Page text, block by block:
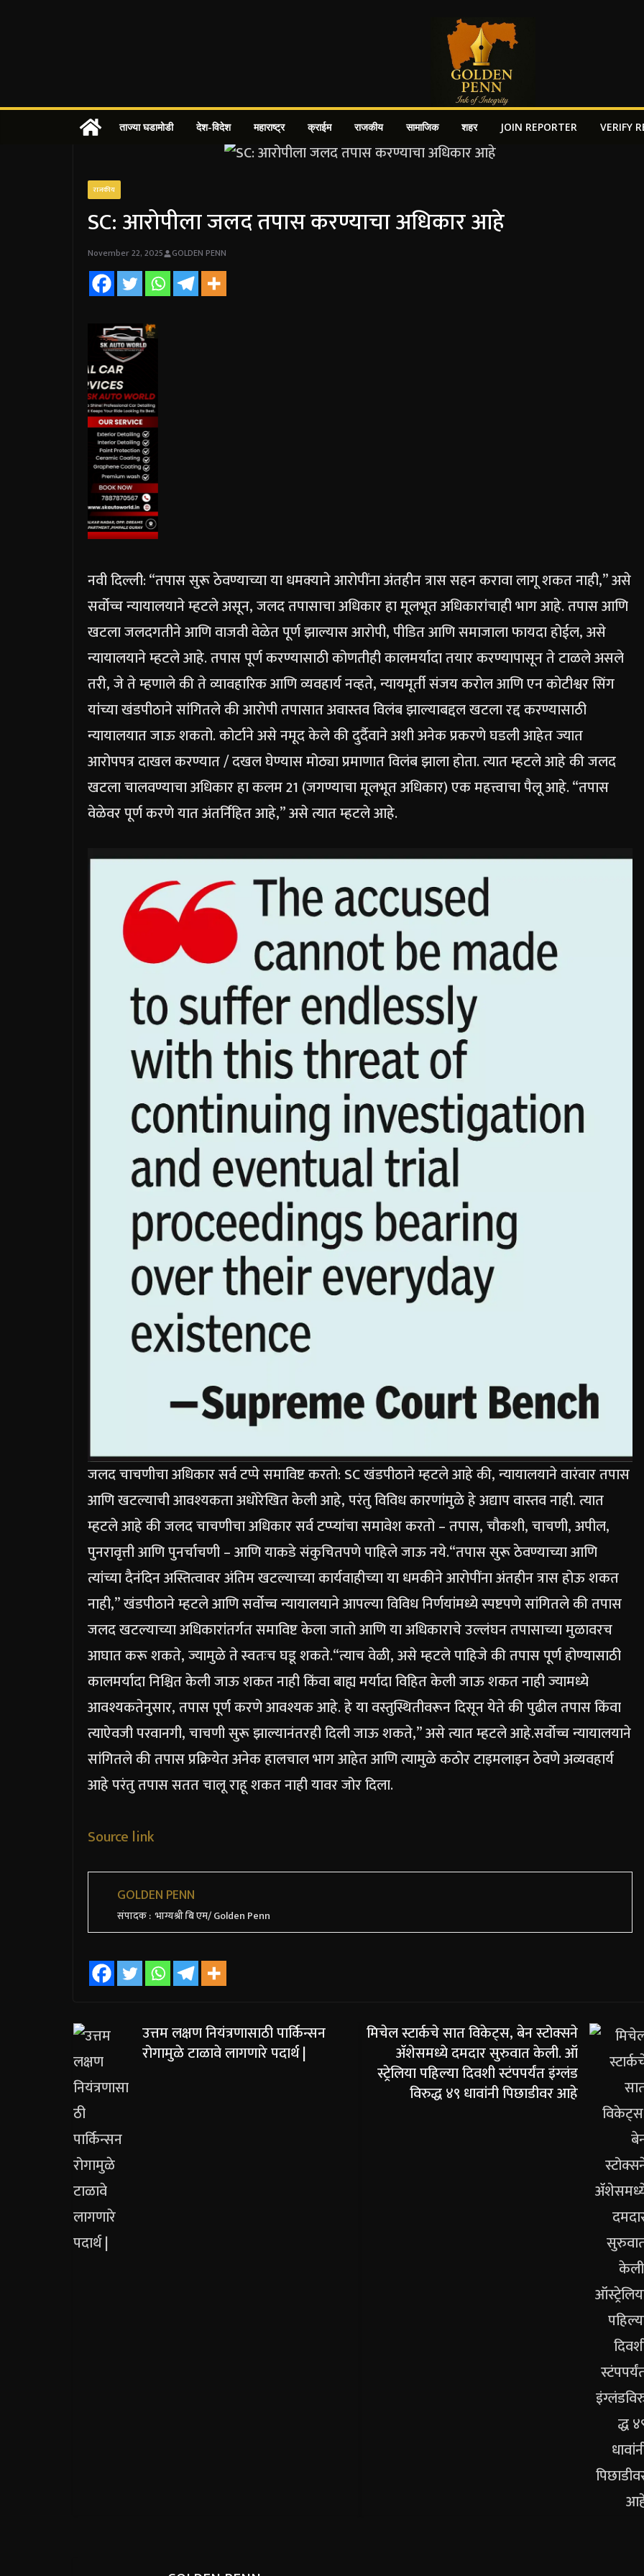
ताज्या घडामोडी देश-विदेश महाराष्ट्र क्राईम राजकीय सामाजिक शहर JOIN REPORTER VERIFY
राजकीय
SC: आरोपीला जलद तपास करण्याचा अधिकार आहे
November 22, 2025 GOLDEN PENN
नवी दिल्ली: “तपास सुरू ठेवण्याच्या या धमक्याने आरोपींना अंतहीन त्रास सहन करावा लागू शकत नाही,” असे
सर्वोच्च न्यायालयाने म्हटले असून, जलद तपासाचा अधिकार हा मूलभूत अधिकारांचाही भाग आहे.तपास आणि
खटला जलदगतीने आणि वाजवी वेळेत पूर्ण झाल्यास आरोपी, पीडित आणि समाजाला फायदा होईल, असे
न्यायालयाने म्हटले आहे.तपास पूर्ण करण्यासाठी कोणतीही कालमर्यादा तयार करण्यापासून ते टाळले असले
तरी, जे ते म्हणाले की ते व्यावहारिक आणि व्यवहार्य नव्हते, न्यायमूर्ती संजय करोल आणि एन कोटीश्वर सिंग
यांच्या खंडपीठाने सांगितले की आरोपी तपासात अवास्तव विलंब झाल्याबद्दल खटला रद्द करण्यासाठी
न्यायालयात जाऊ शकतो.कोर्टाने असे नमूद केले की दुर्दैवाने अशी अनेक प्रकरणे घडली आहेत ज्यात
आरोपपत्र दाखल करण्यात / दखल घेण्यास मोठ्या प्रमाणात विलंब झाला होता. त्यात म्हटले आहे की जलद
खटला चालवण्याचा अधिकार हा कलम 21 (जगण्याचा मूलभूत अधिकार) एक महत्त्वाचा पैलू आहे.“तपास
वेळेवर पूर्ण करणे यात अंतर्निहित आहे,” असे त्यात म्हटले आहे.
जलद चाचणीचा अधिकार सर्व टप्पे समाविष्ट करतो: SCखंडपीठाने म्हटले आहे की, न्यायालयाने वारंवार तपास
आणि खटल्याची आवश्यकता अधोरेखित केली आहे, परंतु विविध कारणांमुळे हे अद्याप वास्तव नाही. त्यात
म्हटले आहे की जलद चाचणीचा अधिकार सर्व टप्प्यांचा समावेश करतो – तपास, चौकशी, चाचणी, अपील,
पुनरावृत्ती आणि पुनर्चाचणी – आणि याकडे संकुचितपणे पाहिले जाऊ नये.“तपास सुरू ठेवण्याच्या आणि
त्यांच्या दैनंदिन अस्तित्वावर अंतिम खटल्याच्या कार्यवाहीच्या या धमकीने आरोपींना अंतहीन त्रास होऊ शकत
नाही,” खंडपीठाने म्हटले आणि सर्वोच्च न्यायालयाने आपल्या विविध निर्णयांमध्ये स्पष्टपणे सांगितले की तपास
जलद खटल्याच्या अधिकारांतर्गत समाविष्ट केला जातो आणि या अधिकाराचे उल्लंघन तपासाच्या मुळावरच
आघात करू शकते, ज्यामुळे ते स्वतःच घडू शकते.“त्याच वेळी, असे म्हटले पाहिजे की तपास पूर्ण होण्यासाठी
कालमर्यादा निश्चित केली जाऊ शकत नाही किंवा बाह्य मर्यादा विहित केली जाऊ शकत नाही ज्यामध्ये
आवश्यकतेनुसार, तपास पूर्ण करणे आवश्यक आहे. हे या वस्तुस्थितीवरून दिसून येते की पुढील तपास किंवा
त्याऐवजी परवानगी, चाचणी सुरू झाल्यानंतरही दिली जाऊ शकते,” असे त्यात म्हटले आहे.सर्वोच्च न्यायालयाने
सांगितले की तपास प्रक्रियेत अनेक हालचाल भाग आहेत आणि त्यामुळे कठोर टाइमलाइन ठेवणे अव्यवहार्य
आहे परंतु तपास सतत चालू राहू शकत नाही यावर जोर दिला.
Source link
GOLDEN PENN
संपादक : भाग्यश्री बि एम/ Golden Penn
उत्तम लक्षण नियंत्रणासाठी पार्किन्सन
रोगामुळे टाळावे लागणारे पदार्थ |
मिचेल स्टार्कचे सात विकेट्स, बेन स्टोक्सने
ॲशेसमध्ये दमदार सुरुवात केली. ऑ
स्ट्रेलिया पहिल्या दिवशी स्टंपपर्यंत इंग्लंड
विरुद्ध ४९ धावांनी पिछाडीवर आहे